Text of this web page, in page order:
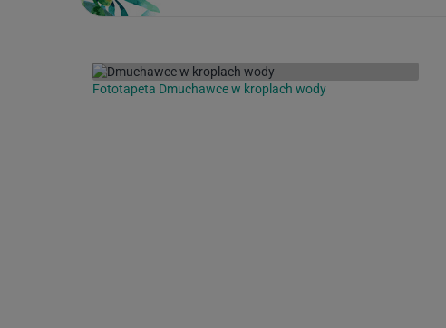
Fototapeta Dmuchawce w kroplach wody